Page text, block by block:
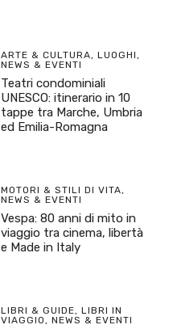
ARTE & CULTURA, LUOGHI ,
NEWS & EVENTI
Teatri condominiali
UNESCO: itinerario in 10
tappe tra Marche, Umbria
ed Emilia-Romagna
MOTORI & STILI DI VITA,
NEWS & EVENTI
Vespa: 80 anni di mito in
viaggio tra cinema, libertà
e Made in Italy
LIBRI & GUIDE, LIBRI IN
VIAGGIO , NEWS & EVENTI